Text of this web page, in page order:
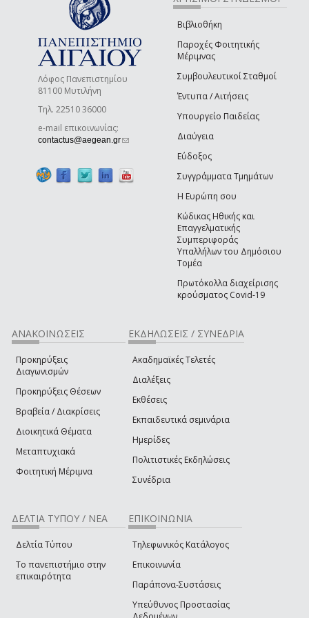
Λόφος Πανεπιστημίου
81100 Μυτιλήνη
Τηλ. 22510 36000
e-mail επικοινωνίας:
contactus@aegean.gr(link sends e-mail)
Βιβλιοθήκη
Παροχές Φοιτητικής
Μέριμνας
Συμβουλευτικοί Σταθμοί
Έντυπα / Αιτήσεις
Υπουργείο Παιδείας
Διαύγεια
Εύδοξος
Συγγράμματα Τμημάτων
Η Ευρώπη σου
Κώδικας Ηθικής και
Επαγγελματικής
Συμπεριφοράς
Υπαλλήλων του Δημόσιου
Τομέα
Πρωτόκολλα διαχείρισης
κρούσματος Covid-19
ΑΝΑΚΟΙΝΩΣΕΙΣ
Προκηρύξεις
Διαγωνισμών
Προκηρύξεις Θέσεων
Βραβεία / Διακρίσεις
Διοικητικά Θέματα
Μεταπτυχιακά
Φοιτητική Μέριμνα
ΕΚΔΗΛΩΣΕΙΣ / ΣΥΝΕΔΡΙΑ
Ακαδημαϊκές Τελετές
Διαλέξεις
Εκθέσεις
Εκπαιδευτικά σεμινάρια
Ημερίδες
Πολιτιστικές Εκδηλώσεις
Συνέδρια
ΔΕΛΤΙΑ ΤΥΠΟΥ / ΝΕΑ
Δελτία Τύπου
Το πανεπιστήμιο στην
επικαιρότητα
ΕΠΙΚΟΙΝΩΝΙΑ
Τηλεφωνικός Κατάλογος
Επικοινωνία
Παράπονα-Συστάσεις
Υπεύθυνος Προστασίας